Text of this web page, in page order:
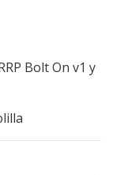
Bolt On v1 y